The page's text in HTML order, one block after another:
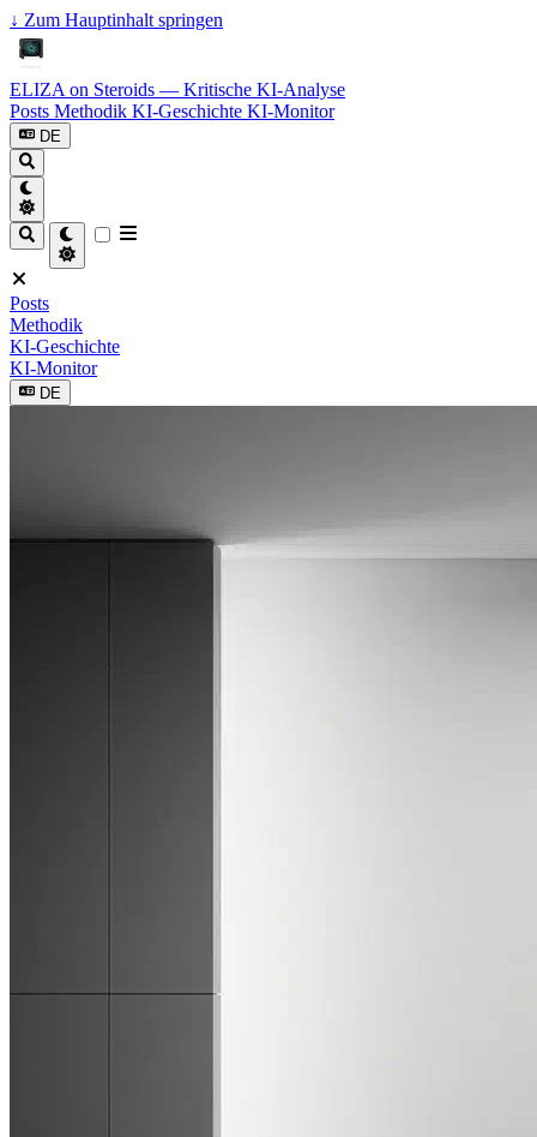
↓ Zum Hauptinhalt springen
ELIZA on Steroids — Kritische KI-Analyse
Posts Methodik KI-Geschichte KI-Monitor
DE
Posts
Methodik
KI-Geschichte
KI-Monitor
DE